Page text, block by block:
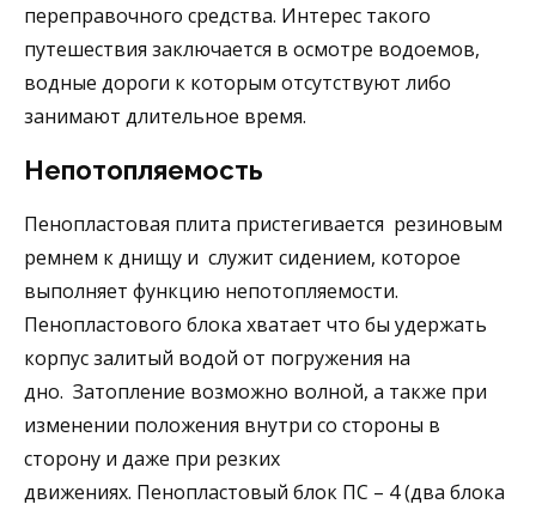
переправочного средства. Интерес такого
путешествия заключается в осмотре водоемов,
водные дороги к которым отсутствуют либо
занимают длительное время.
Непотопляемость
Пенопластовая плита пристегивается резиновым
ремнем к днищу и служит сидением, которое
выполняет функцию непотопляемости.
Пенопластового блока хватает что бы удержать
корпус залитый водой от погружения на
дно. Затопление возможно волной, а также при
изменении положения внутри со стороны в
сторону и даже при резких
движениях. Пенопластовый блок ПС – 4 (два блока